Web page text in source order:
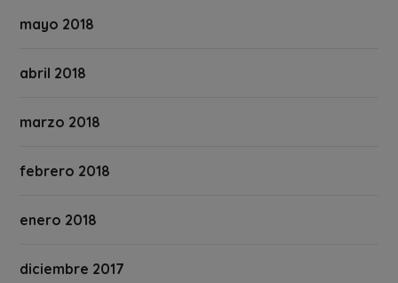
mayo 2018
abril 2018
marzo 2018
febrero 2018
enero 2018
diciembre 2017